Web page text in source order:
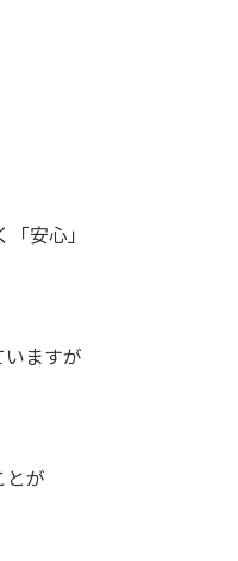
安心」
いますが
とが